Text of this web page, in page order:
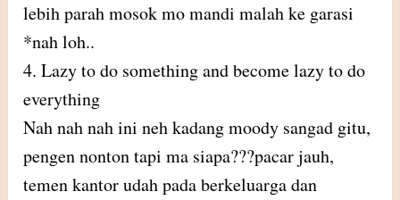
lebih parah mosok mo mandi malah ke garasi
*nah loh..
4. Lazy to do something and become lazy to do
everything
Nah nah nah ini neh kadang moody sangad gitu,
pengen nonton tapi ma siapa???pacar jauh,
temen kantor udah pada berkeluarga dan